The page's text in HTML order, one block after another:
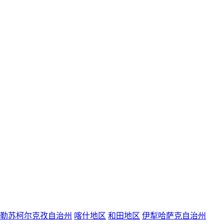
苏柯尔克孜自治州 喀什地区 和田地区 伊犁哈萨克自治州